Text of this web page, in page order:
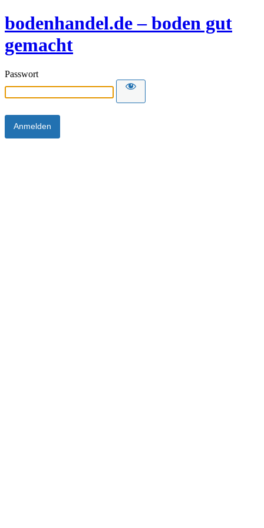
bodenhandel.de – boden gut
gemacht
Passwort